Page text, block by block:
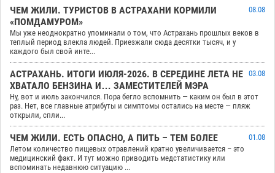
ЧЕМ ЖИЛИ. ТУРИСТОВ В АСТРАХАНИ КОРМИЛИ
«ПОМДАМУРОМ»
08.08
Мы уже неоднократно упоминали о том, что Астрахань прошлых веков в
теплый период влекла людей. Приезжали сюда десятки тысяч, и у
каждого был свой инте...
АСТРАХАНЬ. ИТОГИ ИЮЛЯ-2026. В СЕРЕДИНЕ ЛЕТА НЕ
ХВАТАЛО БЕНЗИНА И… ЗАМЕСТИТЕЛЕЙ МЭРА
03.08
Ну, вот и июль закончился. Пора бегло вспомнить — каким он был в этот
раз. Нет, все главные атрибуты и симптомы остались на месте — пляж
открыли, спли...
ЧЕМ ЖИЛИ. ЕСТЬ ОПАСНО, А ПИТЬ – ТЕМ БОЛЕЕ
01.08
Летом количество пищевых отравлений кратно увеличивается – это
медицинский факт. И тут можно приводить медстатистику или
вспоминать недавнюю ситуацию ...